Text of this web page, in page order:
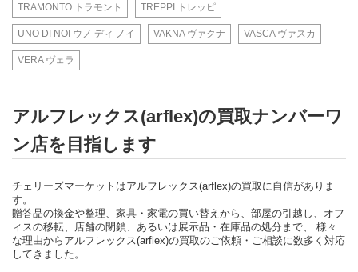
TRAMONTO トラモント TREPPI トレッピ
UNO DI NOI ウノ ディ ノイ VAKNA ヴァクナ VASCA ヴァスカ
VERA ヴェラ
アルフレックス(arflex)の買取ナンバーワ
ン店を目指します
チェリーズマーケットはアルフレックス(arflex)の買取に自信がありま
す。
贈答品の換金や整理、家具・家電の買い替えから、部屋の引越し、オフ
ィスの移転、店舗の閉鎖、あるいは展示品・在庫品の処分まで、 様々
な理由からアルフレックス(arflex)の買取のご依頼・ご相談に数多く対応
してきました。